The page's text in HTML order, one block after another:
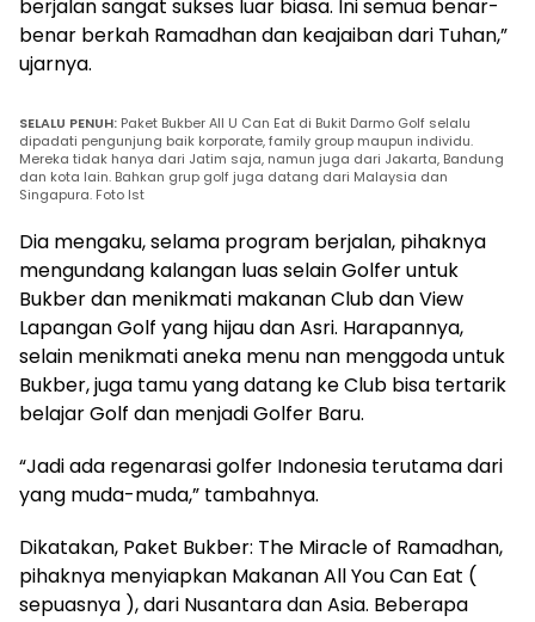
berjalan sangat sukses luar biasa. Ini semua benar-
benar berkah Ramadhan dan keajaiban dari Tuhan,”
ujarnya.
SELALU PENUH: Paket Bukber All U Can Eat di Bukit Darmo Golf selalu
dipadati pengunjung baik korporate, family group maupun individu.
Mereka tidak hanya dari Jatim saja, namun juga dari Jakarta, Bandung
dan kota lain. Bahkan grup golf juga datang dari Malaysia dan
Singapura. Foto Ist
Dia mengaku, selama program berjalan, pihaknya
mengundang kalangan luas selain Golfer untuk
Bukber dan menikmati makanan Club dan View
Lapangan Golf yang hijau dan Asri. Harapannya,
selain menikmati aneka menu nan menggoda untuk
Bukber, juga tamu yang datang ke Club bisa tertarik
belajar Golf dan menjadi Golfer Baru.
“Jadi ada regenarasi golfer Indonesia terutama dari
yang muda-muda,” tambahnya.
Dikatakan, Paket Bukber: The Miracle of Ramadhan,
pihaknya menyiapkan Makanan All You Can Eat (
sepuasnya ), dari Nusantara dan Asia. Beberapa